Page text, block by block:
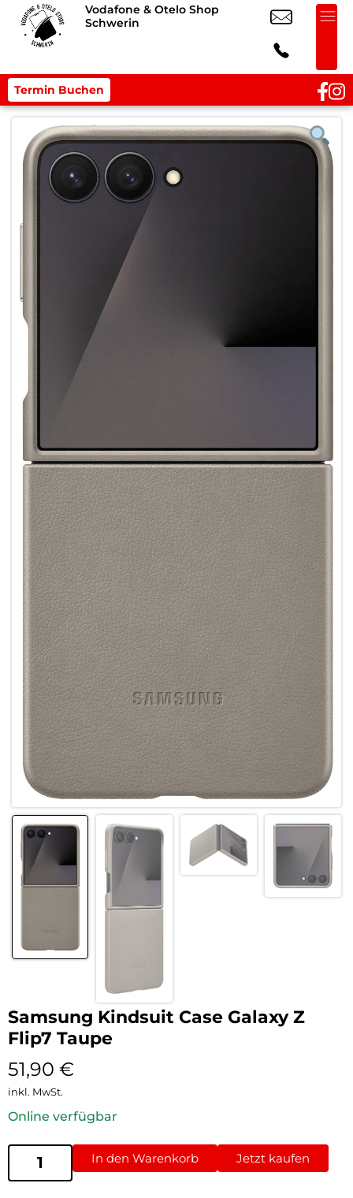
Vodafone & Otelo Shop
Schwerin
Termin Buchen
Samsung Kindsuit Case Galaxy Z
Flip7 Taupe
51,90 €
inkl. MwSt.
Online verfügbar
In den Warenkorb Jetzt kaufen